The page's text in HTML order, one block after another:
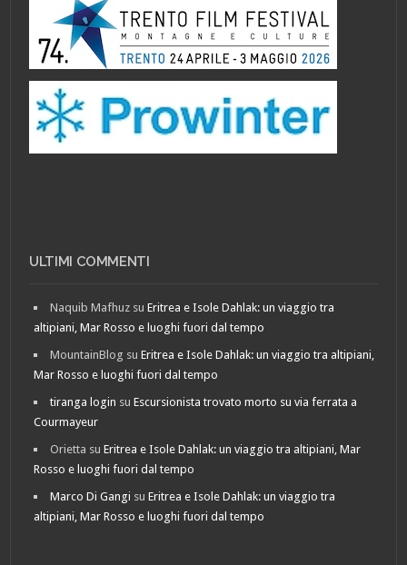
ULTIMI COMMENTI
Naquib Mafhuz suEritrea e Isole Dahlak: un viaggio tra
altipiani, Mar Rosso e luoghi fuori dal tempo
MountainBlog suEritrea e Isole Dahlak: un viaggio tra altipiani,
Mar Rosso e luoghi fuori dal tempo
tiranga login suEscursionista trovato morto su via ferrata a
Courmayeur
Orietta suEritrea e Isole Dahlak: un viaggio tra altipiani, Mar
Rosso e luoghi fuori dal tempo
Marco Di Gangi suEritrea e Isole Dahlak: un viaggio tra
altipiani, Mar Rosso e luoghi fuori dal tempo